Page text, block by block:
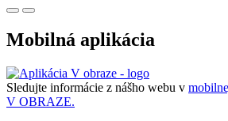
Mobilná aplikácia
Sledujte informácie z nášho webu v
V OBRAZE.